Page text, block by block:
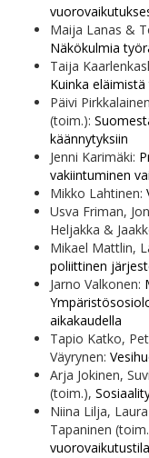
Maija Lanas &
Näkökulmia
Taija
Kuinka
Päivi
(toim.):
käännytyksiin
Jenni Karimäki:
vakiintuminen
Mikko Lahtinen:
Usva Friman,
Heljakka &
Mikael Mattlin,
poliittinen
Jarno Valkonen:
aikakaudella
Tapio Katko,
Väyrynen:
Arja Jokinen,
(toim.),
Niina Lilja,
Tapaninen